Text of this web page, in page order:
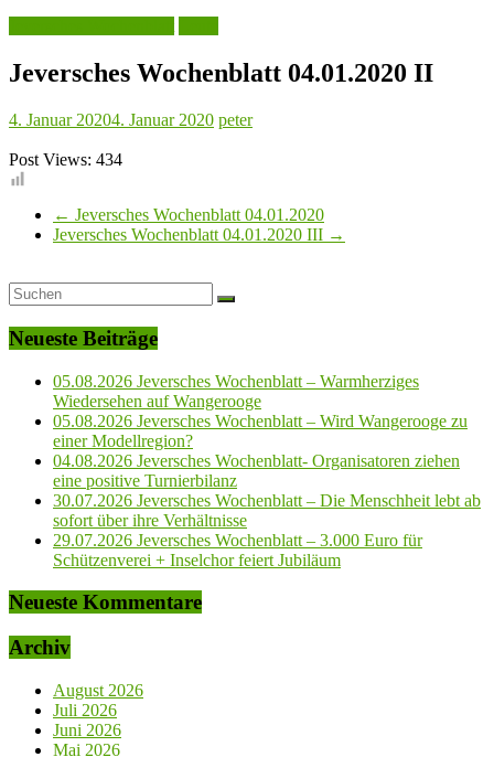
Jeversches Wochenblatt 04.01.2020 II
4. Januar 20204. Januar 2020 peter
Post Views: 434
← Jeversches Wochenblatt 04.01.2020
Jeversches Wochenblatt 04.01.2020 III →
Neueste Beiträge
05.08.2026 Jeversches Wochenblatt – Warmherziges
Wiedersehen auf Wangerooge
05.08.2026 Jeversches Wochenblatt – Wird Wangerooge zu
einer Modellregion?
04.08.2026 Jeversches Wochenblatt- Organisatoren ziehen
eine positive Turnierbilanz
30.07.2026 Jeversches Wochenblatt – Die Menschheit lebt ab
sofort über ihre Verhältnisse
29.07.2026 Jeversches Wochenblatt – 3.000 Euro für
Schützenverei + Inselchor feiert Jubiläum
Neueste Kommentare
Archiv
August 2026
Juli 2026
Juni 2026
Mai 2026